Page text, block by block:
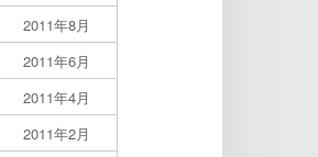
2011年8月
2011年6月
2011年4月
2011年2月